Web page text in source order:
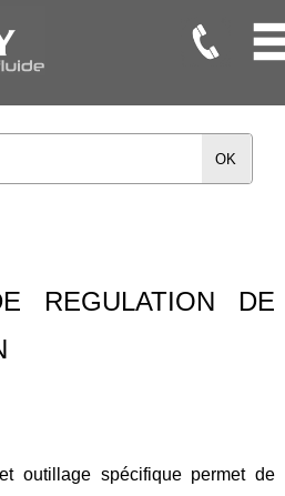
OK
REGULATION DE
outillage spécifique permet de